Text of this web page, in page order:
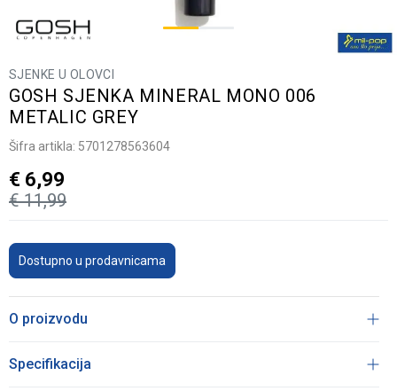
SJENKE U OLOVCI
GOSH SJENKA MINERAL MONO 006
METALIC GREY
Šifra artikla: 5701278563604
€ 11,99
€ 6,99
Dostupno u prodavnicama
O proizvodu
Specifikacija